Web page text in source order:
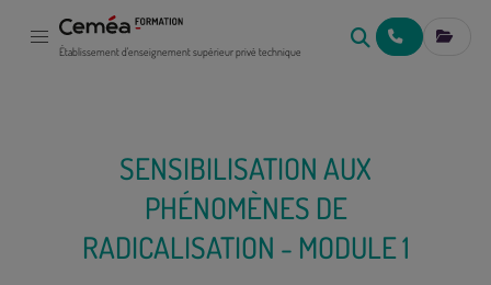
Établissement d'enseignement supérieur privé technique NOUS MES
SENSIBILISATION AUX
PHÉNOMÈNES DE
RADICALISATION - MODULE 1